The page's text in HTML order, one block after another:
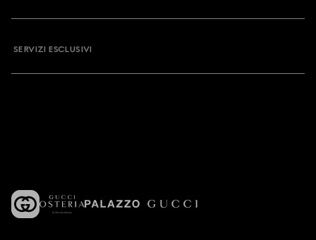
SERVIZI ESCLUSIVI